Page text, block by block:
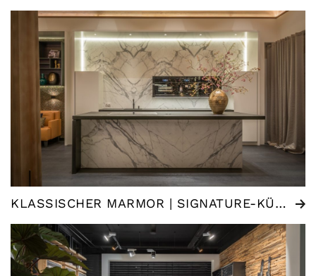
KLASSISCHER MARMOR | SIGNATURE-KÜCHE